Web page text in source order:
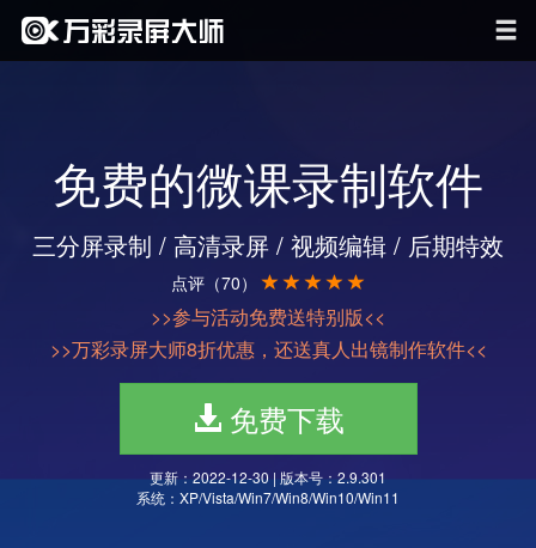
免费的微课录制软件
三分屏录制 / 高清录屏 / 视频编辑 / 后期特效
点评（70）
>>参与活动免费送特别版<<
>>万彩录屏大师8折优惠，还送真人出镜制作软件<<
免费下载
更新：2022-12-30 | 版本号：2.9.301
系统：XP/Vista/Win7/Win8/Win10/Win11